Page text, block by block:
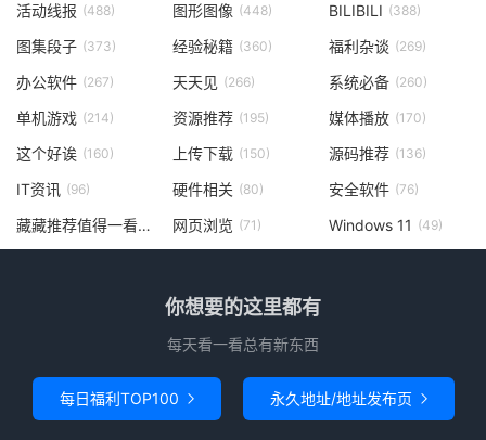
活动线报 (488) 图形图像 (448) BILIBILI (388)
图集段子 (373) 经验秘籍 (360) 福利杂谈 (269)
办公软件 (267) 天天见 (266) 系统必备 (260)
单机游戏 (214) 资源推荐 (195) 媒体播放 (170)
这个好诶 (160) 上传下载 (150) 源码推荐 (136)
IT资讯 (96) 硬件相关 (80) 安全软件 (76)
藏藏推荐值得一看(73) 网页浏览 (71) Windows 11 (49)
你想要的这里都有
每天看一看总有新东西
每日福利TOP100  永久地址/地址发布页 